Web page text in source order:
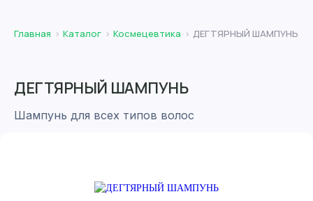
Главная Каталог Космецевтика ДЕГТЯРНЫЙ ШАМПУНЬ
ДЕГТЯРНЫЙ ШАМПУНЬ
Шампунь для всех типов волос